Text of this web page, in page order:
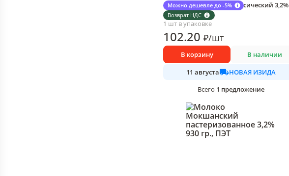
Можно дешевле до -5%
Возврат НДС
Кефир Мокшанский классический 3,2%
930 гр., ПЭТ
1 шт в упаковке
102.20 ₽/шт
В корзину В наличии
11 августа
НОВАЯ ИЗИДА
Всего 1 предложение